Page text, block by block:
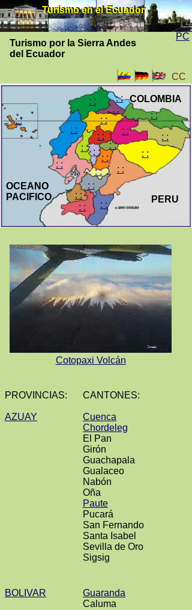
Turismo en el Ecuador
Turismo en el Ecuador
Turismo por la Sierra Andes
del Ecuador
COLOMBIA
PERU
OCEANO
PACIFICO
: :
: :
: :
. . .
: :
: :
: :
: :
: :
: :
: :
: :
: :
: :
: :
: :
: :
: :
: :
: :
: :
: :
CANTONES:
Cuenca
Chordeleg
El Pan
Girón
Guachapala
Gualaceo
Nabón
Oña
Paute
Pucará
San Fernando
Santa Isabel
Sevilla de Oro
Sigsig
PROVINCIAS:
AZUAY
BOLIVAR
Guaranda
Caluma
Cotopaxi Volcán
PC
CC